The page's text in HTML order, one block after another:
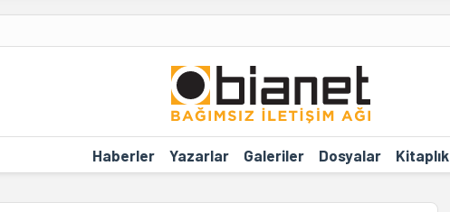
Haberler Yazarlar Galeriler Dosyalar Kitaplık